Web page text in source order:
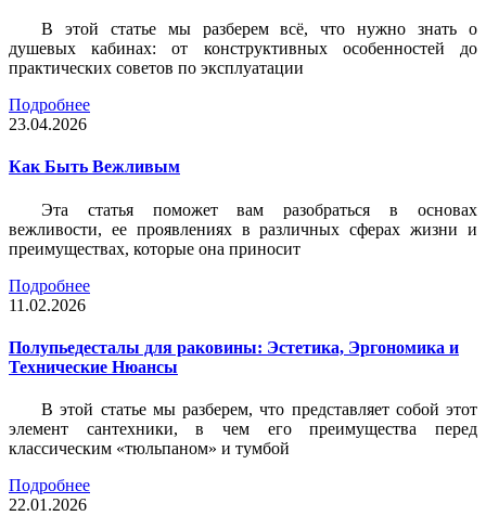
В этой статье мы разберем всё, что нужно знать о
душевых кабинах: от конструктивных особенностей до
практических советов по эксплуатации
Подробнее
23.04.2026
Как Быть Вежливым
Эта статья поможет вам разобраться в основах
вежливости, ее проявлениях в различных сферах жизни и
преимуществах, которые она приносит
Подробнее
11.02.2026
Полупьедесталы для раковины: Эстетика, Эргономика и
Технические Нюансы
В этой статье мы разберем, что представляет собой этот
элемент сантехники, в чем его преимущества перед
классическим «тюльпаном» и тумбой
Подробнее
22.01.2026